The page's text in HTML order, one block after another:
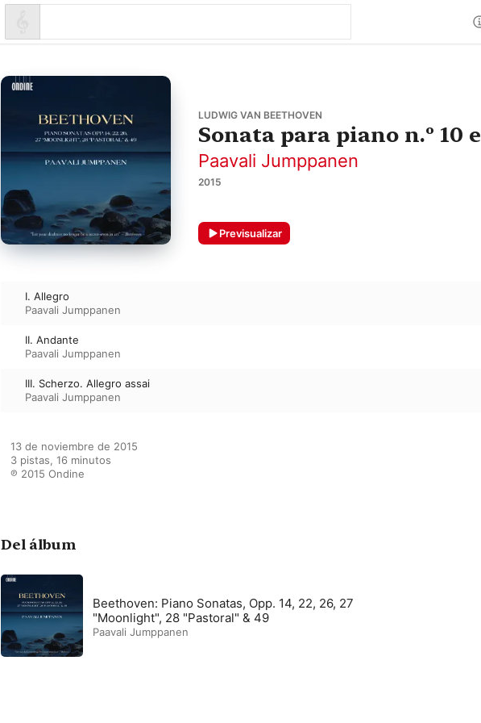
LUDWIG VAN BEETHOVEN
Sonata para piano n.º 10
Paavali Jumppanen
2015
Previsualizar
I. Allegro
Paavali Jumppanen
II. Andante
Paavali Jumppanen
III. Scherzo. Allegro assai
Paavali Jumppanen
13 de noviembre de 2015
3 pistas, 16 minutos
℗ 2015 Ondine
Del álbum
Beethoven: Piano Sonatas, Opp. 14, 22, 26, 27
"Moonlight", 28 "Pastoral" & 49
Paavali Jumppanen